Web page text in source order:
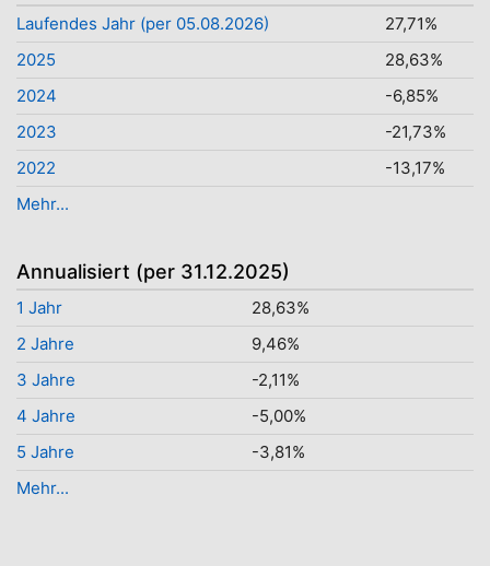
Laufendes Jahr (per 05.08.2026)
27,71%
2025
28,63%
2024
-6,85%
2023
-21,73%
2022
-13,17%
Mehr...
Annualisiert (per 31.12.2025)
1 Jahr
28,63%
2 Jahre
9,46%
3 Jahre
-2,11%
4 Jahre
-5,00%
5 Jahre
-3,81%
Mehr...